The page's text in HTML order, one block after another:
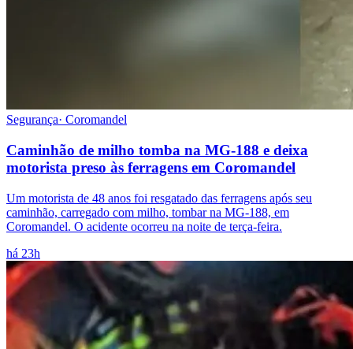
Segurança· Coromandel
Caminhão de milho tomba na MG-188 e deixa
motorista preso às ferragens em Coromandel
Um motorista de 48 anos foi resgatado das ferragens após seu
caminhão, carregado com milho, tombar na MG-188, em
Coromandel. O acidente ocorreu na noite de terça-feira.
há 23h